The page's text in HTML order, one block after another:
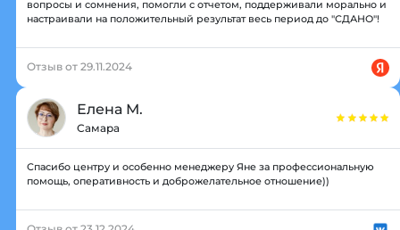
вопросы и сомнения, помогли с отчетом, поддерживали морально и
настраивали на положительный результат весь период до "СДАНО"!
Отзыв от 29.11.2024
Елена М.
Самара
Спасибо центру и особенно менеджеру Яне за профессиональную
помощь, оперативность и доброжелательное отношение))